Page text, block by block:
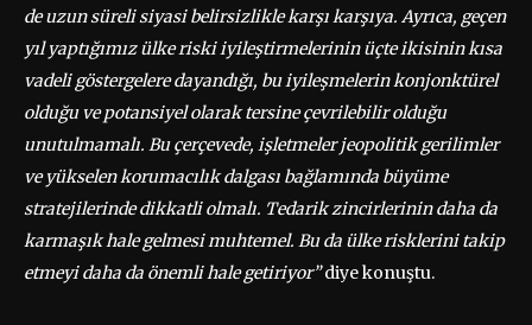
de uzun süreli siyasi belirsizlikle karşı karşıya. Ayrıca, geçen
yıl yaptığımız ülke riski iyileştirmelerinin üçte ikisinin kısa
vadeli göstergelere dayandığı, bu iyileşmelerin konjonktürel
olduğu ve potansiyel olarak tersine çevrilebilir olduğu
unutulmamalı. Bu çerçevede, işletmeler jeopolitik gerilimler
ve yükselen korumacılık dalgası bağlamında büyüme
stratejilerinde dikkatli olmalı. Tedarik zincirlerinin daha da
karmaşık hale gelmesi muhtemel. Bu da ülke risklerini takip
etmeyi daha da önemli hale getiriyor” diye konuştu.